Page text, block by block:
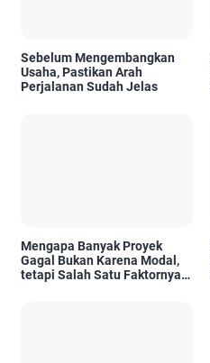
Sebelum Mengembangkan
Usaha, Pastikan Arah
Perjalanan Sudah Jelas
Mengapa Banyak Proyek
Gagal Bukan Karena Modal,
tetapi Salah Satu Faktornya